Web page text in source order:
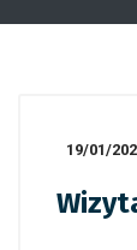
19/01/